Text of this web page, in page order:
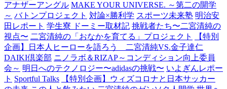
アナザーアングル MAKE YOUR UNIVERSE. ～第二の開学
～ バトンプロジェクト 対論×勝利学 スポーツ未来塾 明治安
田レポート 学生寮 ドーミー取材記 挑戦者たち〜二宮清純の
視点〜 二宮清純の「おなかを育てる」プロジェクト
【特別
企画】日本人ヒーローを語ろう 二宮清純VS.金子達仁
DAIKI倶楽部 ニノラボ＆RIZAP～コンディション向上委員
会～ 明日へのテクノロジー〜adidasの挑戦〜 いよぎんレポー
ト Sportful Talks
【特別企画】ウィズコロナと日本サッカー